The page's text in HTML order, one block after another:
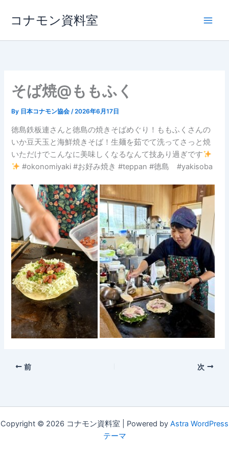
ス
コナモン資料室
そば焼@ももふく
By 日本コナモン協会/2026年6月17日
徳島鉄板連さんと徳島の焼きそばめぐり！ももふくさんの
いか豆天玉と海鮮焼きそば！生麺を茹でて洗ってさっと焼
いただけでこんなに美味しくなるなんて技あり過ぎです
#okonomiyaki #お好み焼き #teppan #徳島 #yakisoba
前 次
Copyright © 2026 コナモン資料室 | Powered by Astra WordPress
テーマ